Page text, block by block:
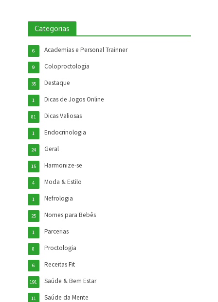
Categorias
Academias e Personal Trainner
6
Coloproctologia
9
Destaque
35
Dicas de Jogos Online
1
Dicas Valiosas
81
Endocrinologia
1
Geral
24
Harmonize-se
15
Moda & Estilo
4
Nefrologia
1
Nomes para Bebês
25
Parcerias
1
Proctologia
8
Receitas Fit
6
Saúde & Bem Estar
191
Saúde da Mente
11